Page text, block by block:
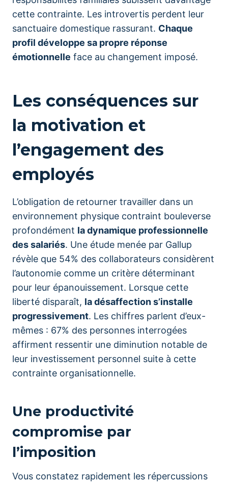
cette contrainte. Les introvertis perdent leur
sanctuaire domestique rassurant. Chaque
profil développe sa propre réponse
émotionnelle face au changement imposé.
Les conséquences sur
la motivation et
l’engagement des
employés
L’obligation de retourner travailler dans un
environnement physique contraint bouleverse
profondément la dynamique professionnelle
des salariés. Une étude menée par Gallup
révèle que 54% des collaborateurs considèrent
l’autonomie comme un critère déterminant
pour leur épanouissement. Lorsque cette
liberté disparaît, la désaffection s’installe
progressivement. Les chiffres parlent d’eux-
mêmes : 67% des personnes interrogées
affirment ressentir une diminution notable de
leur investissement personnel suite à cette
contrainte organisationnelle.
Une productivité
compromise par
l’imposition
Vous constatez rapidement les répercussions